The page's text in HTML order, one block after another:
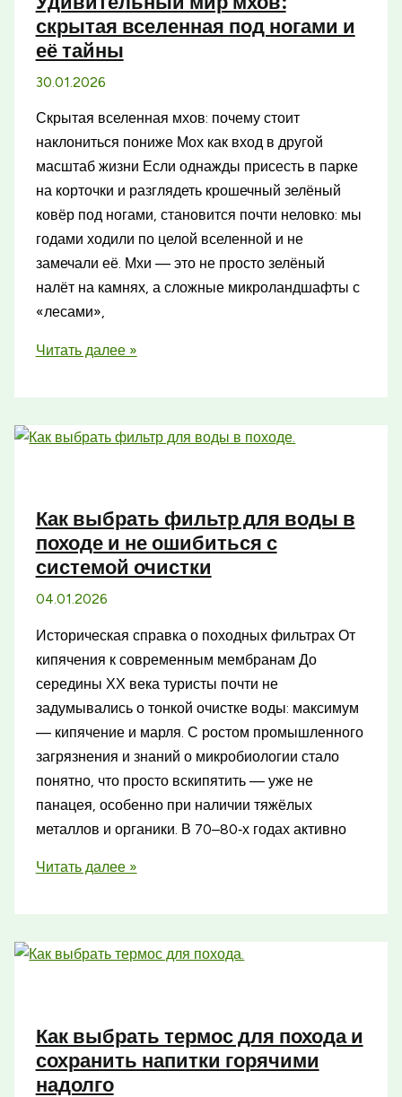
путешествий
скрытая вселенная под ногами и
её тайны
30.01.2026
Скрытая вселенная мхов: почему стоит
наклониться пониже Мох как вход в другой
масштаб жизни Если однажды присесть в парке
на корточки и разглядеть крошечный зелёный
ковёр под ногами, становится почти неловко: мы
годами ходили по целой вселенной и не
замечали её. Мхи — это не просто зелёный
налёт на камнях, а сложные микроландшафты с
«лесами»,
Удивительный
вселенная
и
её
тайны
Читать далее »
Как выбрать фильтр для воды в
походе и не ошибиться с
системой очистки
04.01.2026
Историческая справка о походных фильтрах От
кипячения к современным мембранам До
середины ХХ века туристы почти не
задумывались о тонкой очистке воды: максимум
— кипячение и марля. С ростом промышленного
загрязнения и знаний о микробиологии стало
понятно, что просто вскипятить — уже не
панацея, особенно при наличии тяжёлых
металлов и органики. В 70–80‑х годах активно
Как
воды
и
не
ошибиться
Читать далее »
Как выбрать термос для похода и
сохранить напитки горячими
надолго